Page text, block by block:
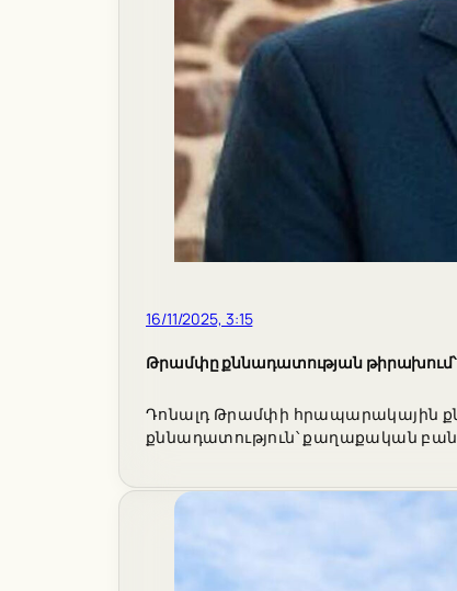
16/11/2025, 3:15
Թրամփը քննադատության
Դոնալդ Թրամփի հրապարակային
քննադատություն՝ քաղաքական